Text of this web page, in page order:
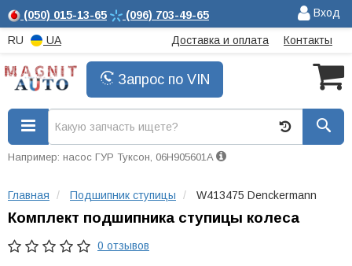
(050) 015-13-65 (096) 703-49-65 Вход
RU UA Доставка и оплата Контакты
Запрос по VIN
Например: насос ГУР Туксон, 06H905601A
Главная Подшипник ступицы W413475 Denckermann
Комплект подшипника ступицы колеса
0 отзывов